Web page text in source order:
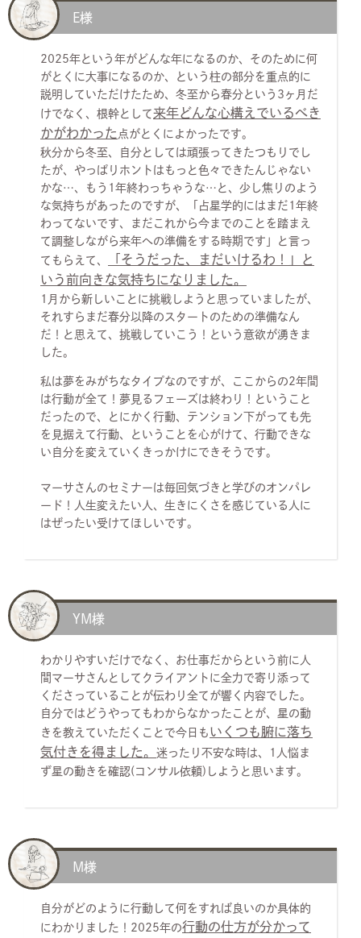
E様
2025年という年がどんな年になるのか、そのために何
がとくに大事になるのか、という柱の部分を重点的に
説明していただけたため、冬至から春分という3ヶ月だ
けでなく、根幹として来年どんな心構えでいるべき
かがわかった 点がとくによかったです。
秋分から冬至、自分としては頑張ってきたつもりでし
たが、やっぱりホントはもっと色々できたんじゃない
かな…、もう1年終わっちゃうな…と、少し焦りのよう
な気持ちがあったのですが、「占星学的にはまだ1年終
わってないです、まだこれから今までのことを踏まえ
て調整しながら来年への準備をする時期です」と言っ
てもらえて、
「そうだった、まだいけるわ！」と
いう前向きな気持ちになりました。
1月から新しいことに挑戦しようと思っていましたが、
それすらまだ春分以降のスタートのための準備なん
だ！と思えて、挑戦していこう！という意欲が湧きま
した。
私は夢をみがちなタイプなのですが、ここからの2年間
は行動が全て！夢見るフェーズは終わり！ということ
だったので、とにかく行動、テンション下がっても先
を見据えて行動、ということを心がけて、行動できな
い自分を変えていくきっかけにできそうです。
マーサさんのセミナーは毎回気づきと学びのオンパレ
ード！人生変えたい人、生きにくさを感じている人に
はぜったい受けてほしいです。
YM様
わかりやすいだけでなく、お仕事だからという前に人
間マーサさんとしてクライアントに全力で寄り添って
くださっていることが伝わり全てが響く内容でした。
自分ではどうやってもわからなかったことが、星の動
きを教えていただくことで今日も いくつも腑に落ち
気付きを得ました。 迷ったり不安な時は、1人悩ま
ず星の動きを確認(コンサル依頼)しようと思います。
M様
自分がどのように行動して何をすれば良いのか具体的
にわかりました！2025年の行動の仕方が分かって